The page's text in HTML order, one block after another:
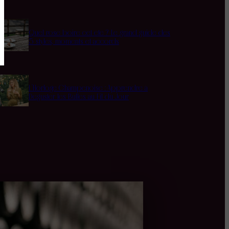
Quel rosé boire cet été ? Le grand guide des
5 styles, moments et accords
L’Horloge Champenoise : Apprendre à
Déguster les Bulles au Fil du Jour